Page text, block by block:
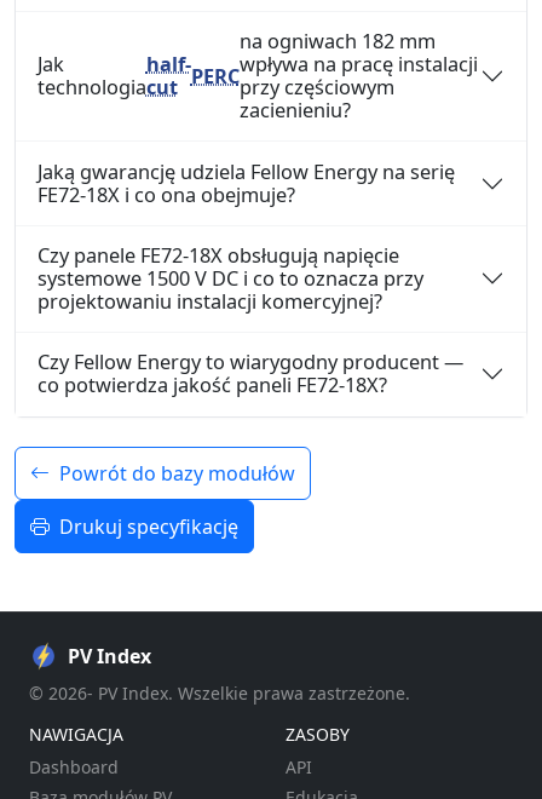
Jak
technologia
half-
cut PERC
na ogniwach 182 mm
wpływa na pracę instalacji
przy częściowym
zacienieniu?
Jaką gwarancję udziela Fellow Energy na serię
FE72-18X i co ona obejmuje?
Czy panele FE72-18X obsługują napięcie
systemowe 1500 V DC i co to oznacza przy
projektowaniu instalacji komercyjnej?
Czy Fellow Energy to wiarygodny producent —
co potwierdza jakość paneli FE72-18X?
Powrót do bazy modułów
Drukuj specyfikację
PV Index
© 2026- PV Index. Wszelkie prawa zastrzeżone.
NAWIGACJA
Dashboard
ZASOBY
API